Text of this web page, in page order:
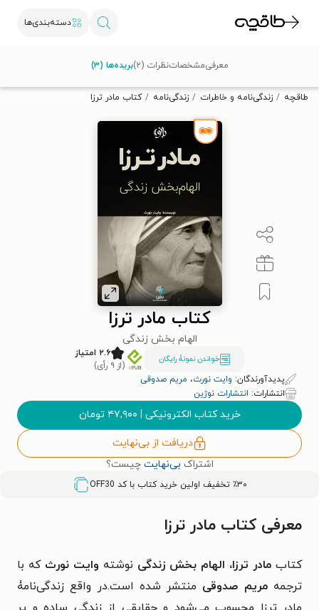
دسته‌بندی‌ها
تخفیف از طاقچه دریافت کن.
طاقچه زندگی‌نامه و خاطرات زندگی‌نامه کتاب مادر ترزا
کتاب مادر ترزا
الهام بخش زندگی
خواندن نمونۀ رایگان
۲.۶ امتیاز
(از ۹ رأی)
پدیدآورندگان: وایت نورث، مریم صدوقی
انتشارات: انتشارات نوژین
خرید کتاب الکترونیکی | ۴۷,۹۰۰ تومان
دریافت از بی‌نهایت
اشتراک بی‌نهایت چیست؟
٪۳۰ تخفیف اولین خرید کتاب با کد OFF30
معرفیمشخصاتنظرات (۲) بریده‌ها (۳)
معرفی کتاب مادر ترزا
کتاب مادر ترزا، الهام بخش زندگی نوشته وایت نورث که با
ترجمه مریم صدوقی منتشر شده است.در واقع زندگی‌نامۀ